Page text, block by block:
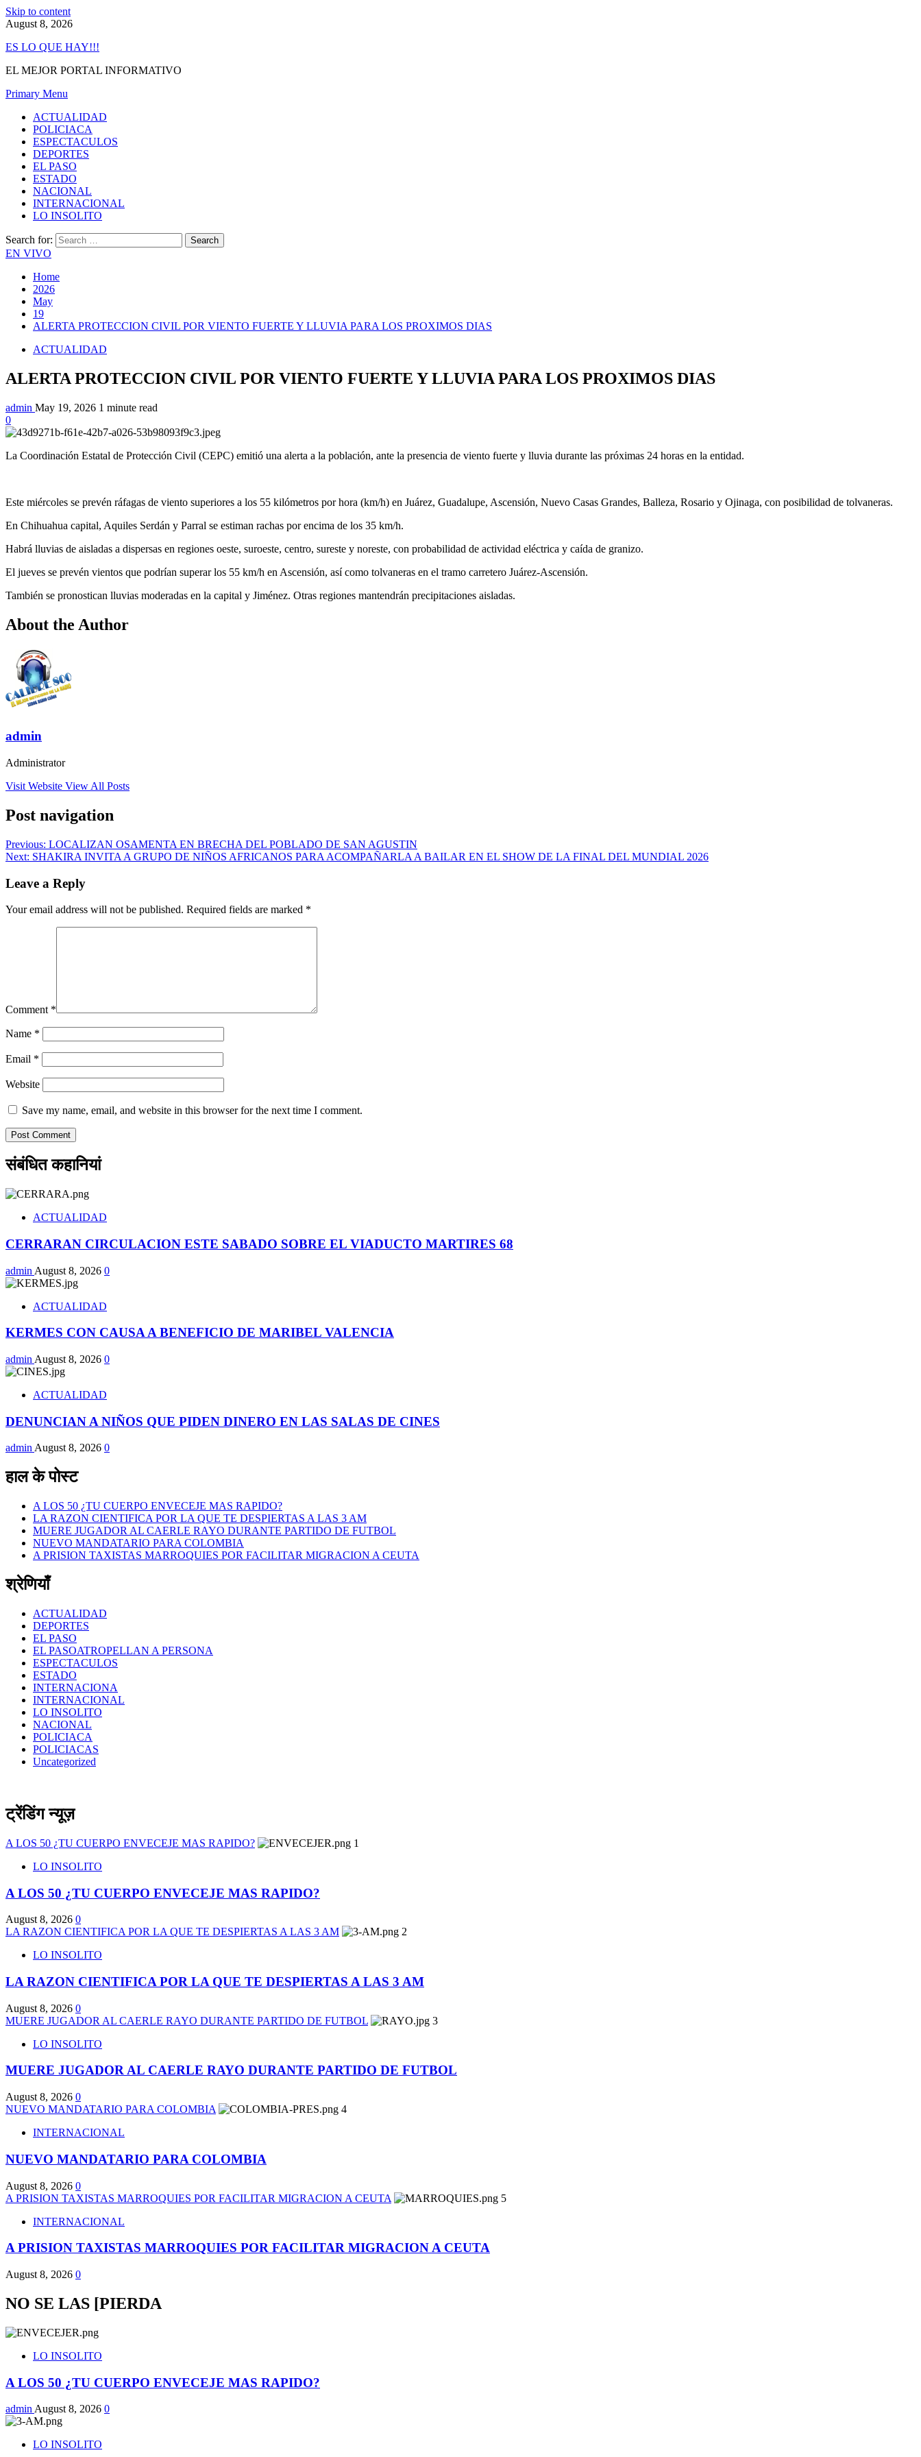
Skip to content
August 8, 2026
ES LO QUE HAY!!!
EL MEJOR PORTAL INFORMATIVO
Primary Menu
ACTUALIDAD
POLICIACA
ESPECTACULOS
DEPORTES
EL PASO
ESTADO
NACIONAL
INTERNACIONAL
LO INSOLITO
Search for:
EN VIVO
Home
2026
May
19
ALERTA PROTECCION CIVIL POR VIENTO FUERTE Y LLUVIA PARA LOS PROXIMOS DIAS
ACTUALIDAD
ALERTA PROTECCION CIVIL POR VIENTO FUERTE Y LLUVIA PARA LOS PROXIMOS DIAS
admin May 19, 2026 1 minute read
0
La Coordinación Estatal de Protección Civil (CEPC) emitió una alerta a la población, ante la presencia de viento fuerte y lluvia durante las próximas 24 horas en la entidad.
Este miércoles se prevén ráfagas de viento superiores a los 55 kilómetros por hora (km/h) en Juárez, Guadalupe, Ascensión, Nuevo Casas Grandes, Balleza, Rosario y Ojinaga, con posibilidad de tolvaneras.
En Chihuahua capital, Aquiles Serdán y Parral se estiman rachas por encima de los 35 km/h.
Habrá lluvias de aisladas a dispersas en regiones oeste, suroeste, centro, sureste y noreste, con probabilidad de actividad eléctrica y caída de granizo.
El jueves se prevén vientos que podrían superar los 55 km/h en Ascensión, así como tolvaneras en el tramo carretero Juárez-Ascensión.
También se pronostican lluvias moderadas en la capital y Jiménez. Otras regiones mantendrán precipitaciones aisladas.
About the Author
admin
Administrator
Visit Website View All Posts
Post navigation
Previous: LOCALIZAN OSAMENTA EN BRECHA DEL POBLADO DE SAN AGUSTIN
Next: SHAKIRA INVITA A GRUPO DE NIÑOS AFRICANOS PARA ACOMPAÑARLA A BAILAR EN EL SHOW DE LA FINAL DEL MUNDIAL 2026
Leave a Reply
Your email address will not be published. Required fields are marked *
Comment *
Name *
Email *
Website
Save my name, email, and website in this browser for the next time I comment.
संबंधित कहानियां
ACTUALIDAD
CERRARAN CIRCULACION ESTE SABADO SOBRE EL VIADUCTO MARTIRES 68
admin August 8, 2026 0
ACTUALIDAD
KERMES CON CAUSA A BENEFICIO DE MARIBEL VALENCIA
admin August 8, 2026 0
ACTUALIDAD
DENUNCIAN A NIÑOS QUE PIDEN DINERO EN LAS SALAS DE CINES
adminAugust 8, 2026 0
हाल के पोस्ट
A LOS 50 ¿TU CUERPO ENVECEJE MAS RAPIDO?
LA RAZON CIENTIFICA POR LA QUE TE DESPIERTAS A LAS 3 AM
MUERE JUGADOR AL CAERLE RAYO DURANTE PARTIDO DE FUTBOL
NUEVO MANDATARIO PARA COLOMBIA
A PRISION TAXISTAS MARROQUIES POR FACILITAR MIGRACION A CEUTA
श्रेणियाँ
ACTUALIDAD
DEPORTES
EL PASO
EL PASOATROPELLAN A PERSONA
ESPECTACULOS
ESTADO
INTERNACIONA
INTERNACIONAL
LO INSOLITO
NACIONAL
POLICIACA
POLICIACAS
Uncategorized
ट्रेंडिंग न्यूज़
A LOS 50 ¿TU CUERPO ENVECEJE MAS RAPIDO?
1
LO INSOLITO
A LOS 50 ¿TU CUERPO ENVECEJE MAS RAPIDO?
August 8, 2026 0
LA RAZON CIENTIFICA POR LA QUE TE DESPIERTAS A LAS 3 AM
2
LO INSOLITO
LA RAZON CIENTIFICA POR LA QUE TE DESPIERTAS A LAS 3 AM
August 8, 2026 0
MUERE JUGADOR AL CAERLE RAYO DURANTE PARTIDO DE FUTBOL
3
LO INSOLITO
MUERE JUGADOR AL CAERLE RAYO DURANTE PARTIDO DE FUTBOL
August 8, 2026 0
NUEVO MANDATARIO PARA COLOMBIA
4
INTERNACIONAL
NUEVO MANDATARIO PARA COLOMBIA
August 8, 2026 0
A PRISION TAXISTAS MARROQUIES POR FACILITAR MIGRACION A CEUTA
5
INTERNACIONAL
A PRISION TAXISTAS MARROQUIES POR FACILITAR MIGRACION A CEUTA
August 8, 2026 0
NO SE LAS [PIERDA
LO INSOLITO
A LOS 50 ¿TU CUERPO ENVECEJE MAS RAPIDO?
admin August 8, 2026 0
LO INSOLITO